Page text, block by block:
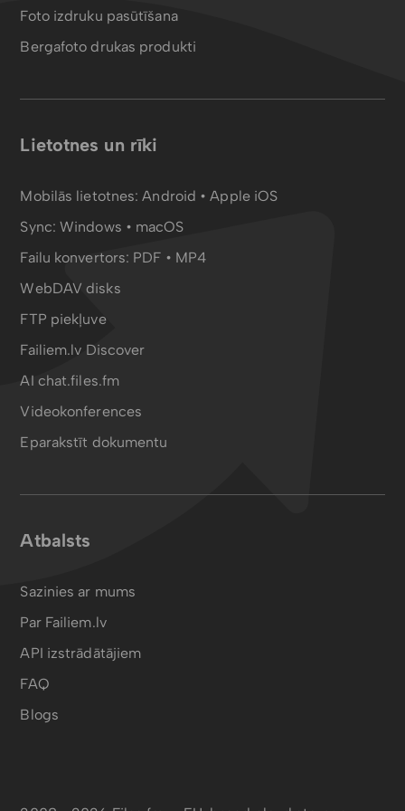
Foto izdruku pasūtīšana
Bergafoto drukas produkti
Lietotnes un rīki
Mobilās lietotnes:Android •Apple iOS
Sync:Windows • macOS
Failu konvertors: PDF • MP4
WebDAV disks
FTP piekļuve
Failiem.lv Discover
AI chat.files.fm
Videokonferences
Eparakstīt dokumentu
Atbalsts
Sazinies ar mums
Par Failiem.lv
API izstrādātājiem
FAQ
Blogs